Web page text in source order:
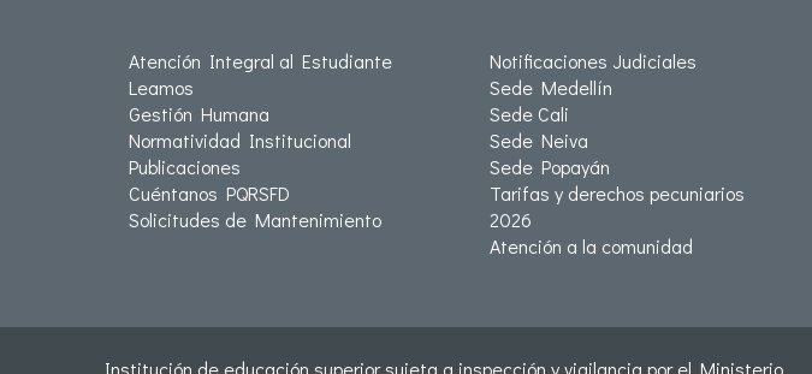
Atención Integral al Estudiante
Leamos
Gestión Humana
Normatividad Institucional
Publicaciones
Cuéntanos PQRSFD
Solicitudes de Mantenimiento
Notificaciones Judiciales
Sede Medellín
Sede Cali
Sede Neiva
Sede Popayán
Tarifas y derechos pecuniarios
2026
Atención a la comunidad
Institución de educación superior sujeta a inspección y vigilancia por el Ministerio